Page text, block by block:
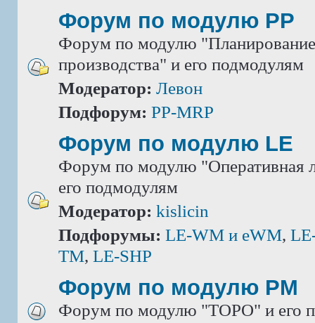
Форум по модулю РР
Форум по модулю "Планирование
производства" и его подмодулям
Модератор: Левон
Подфорум: PP-MRP
Форум по модулю LE
Форум по модулю "Оперативная
его подмодулям
Модератор: kislicin
Подфорумы: LE-WM и eWM,
TM, LE-SHP
Форум по модулю РМ
Форум по модулю "ТОРО" и его